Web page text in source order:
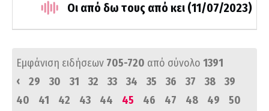
Οι από δω τους από κει (11/07/2023)
Εμφάνιση ειδήσεων 705-720 από σύνολο 1391
‹
29 30 31 32 33 34 35 36 37 38
39
40
41 42 43 44 45 46 47 48 49
50